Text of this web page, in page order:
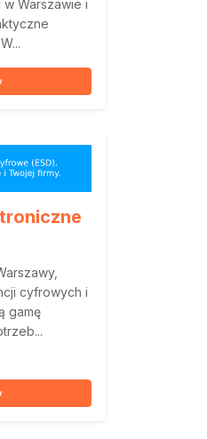
Warszawie i
cyfrowych i
gamę